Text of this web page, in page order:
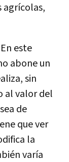
agrícolas,
este
abone un
sin
al valor del
de
que ver
la
varía